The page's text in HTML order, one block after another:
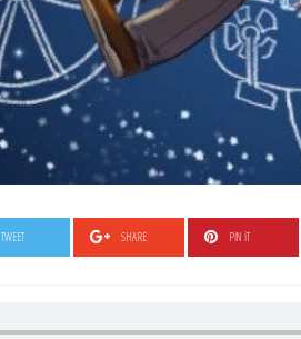
TWEET SHARE PIN IT